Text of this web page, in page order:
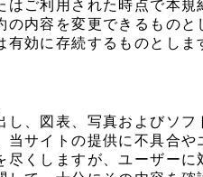
ご利用された時点で本
内容を変更できるもの
効に存続するものとしま
、図表、写真およびソ
サイトの提供に不具合
くしますが、ユーザー